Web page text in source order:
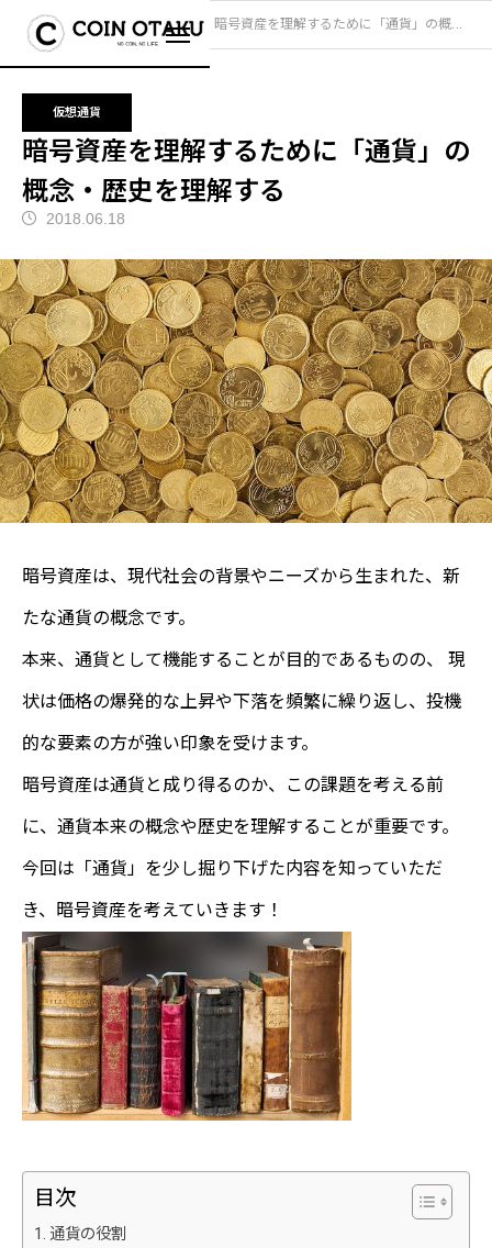
ブログ 仮想通貨 暗号資産を理解するために「通貨」の概念・歴史を理解する
仮想通貨
暗号資産を理解するために「通貨」の
概念・歴史を理解する
2018.06.18
暗号資産は、現代社会の背景やニーズから生まれた、新
たな通貨の概念です。
本来、通貨として機能することが目的であるものの、 現
状は価格の爆発的な上昇や下落を頻繁に繰り返し、投機
的な要素の方が強い印象を受けます。
暗号資産は通貨と成り得るのか、この課題を考える前
に、通貨本来の概念や歴史を理解することが重要です。
今回は「通貨」を少し掘り下げた内容を知っていただ
き、暗号資産を考えていきます！
目次
通貨の役割